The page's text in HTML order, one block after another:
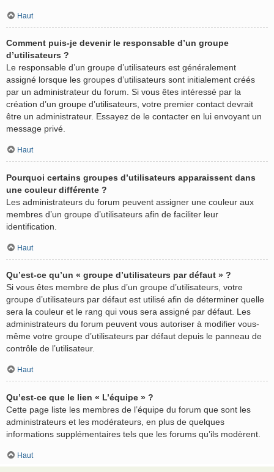
Haut
Comment puis-je devenir le responsable d’un groupe
d’utilisateurs ?
Le responsable d’un groupe d’utilisateurs est généralement
assigné lorsque les groupes d’utilisateurs sont initialement créés
par un administrateur du forum. Si vous êtes intéressé par la
création d’un groupe d’utilisateurs, votre premier contact devrait
être un administrateur. Essayez de le contacter en lui envoyant un
message privé.
Haut
Pourquoi certains groupes d’utilisateurs apparaissent dans
une couleur différente ?
Les administrateurs du forum peuvent assigner une couleur aux
membres d’un groupe d’utilisateurs afin de faciliter leur
identification.
Haut
Qu’est-ce qu’un « groupe d’utilisateurs par défaut » ?
Si vous êtes membre de plus d’un groupe d’utilisateurs, votre
groupe d’utilisateurs par défaut est utilisé afin de déterminer quelle
sera la couleur et le rang qui vous sera assigné par défaut. Les
administrateurs du forum peuvent vous autoriser à modifier vous-
même votre groupe d’utilisateurs par défaut depuis le panneau de
contrôle de l’utilisateur.
Haut
Qu’est-ce que le lien « L’équipe » ?
Cette page liste les membres de l’équipe du forum que sont les
administrateurs et les modérateurs, en plus de quelques
informations supplémentaires tels que les forums qu’ils modèrent.
Haut